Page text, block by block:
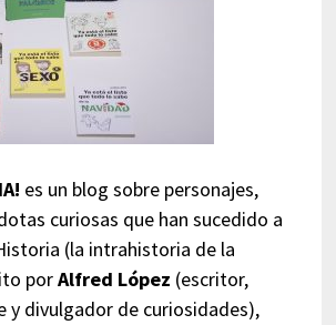
es un blog sobre personajes,
curiosas que han sucedido a
(la intrahistoria de la
porAlfred López (escritor,
y divulgador de curiosidades),